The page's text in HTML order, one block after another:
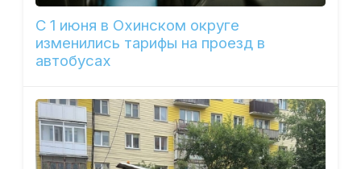
С 1 июня в Охинском округе
изменились тарифы на проезд в
автобусах